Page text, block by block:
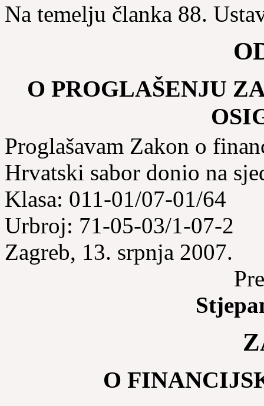
Na temelju članka 88.
O PROGLAŠENJU
Proglašavam Zakon o
Hrvatski sabor donio na
Klasa: 011-01/07-01/64
Urbroj: 71-05-03/1-07-2
Zagreb, 13. srpnja 2007.
O